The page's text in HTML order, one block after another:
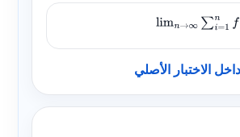
limn→∞∑i=1nf(xi)
الاختبار الأصلي